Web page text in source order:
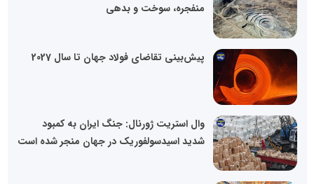
منفجره، سوخت و بدهی
پیش‌بینی تقاضای فولاد جهان تا سال 2027
وال‌ استریت ژورنال: جنگ ایران به کمبود
شدید اسیدسولفوریک در جهان منجر شده است